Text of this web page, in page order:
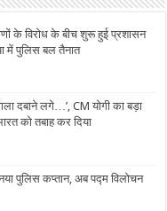
के विरोध के बीच शुरू हुई प्रशासन
में पुलिस बल तैनात
दबाने लगे…’, CM योगी का बड़ा
को तबाह कर दिया
पुलिस कप्तान, अब पद्म विलोचन